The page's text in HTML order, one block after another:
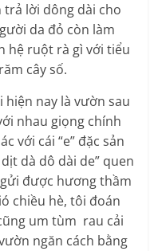
trả lời dông dài cho
da đỏ còn làm
hệ ruột rà gì với tiểu
cây số.
nay là vườn sau
nhau giọng chính
với cái “e” đặc sản
dà dô dài de” quen
được hương thầm
chiều hè, tôi đoán
um tùm rau cải
ngăn cách bằng